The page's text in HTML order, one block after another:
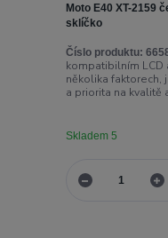
Moto E40 XT-2159
sklíčko
Číslo produktu:
kompatibilním LCD
několika faktorech,
a priorita na kvalitě
Skladem 5